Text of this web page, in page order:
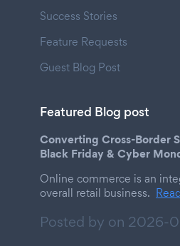
Success Stories
Feature Requests
Guest Blog Post
Featured Blog post
Converting Cross-Border
Black Friday & Cyber
Online commerce is an
overall retail business.
Posted by on 2026-